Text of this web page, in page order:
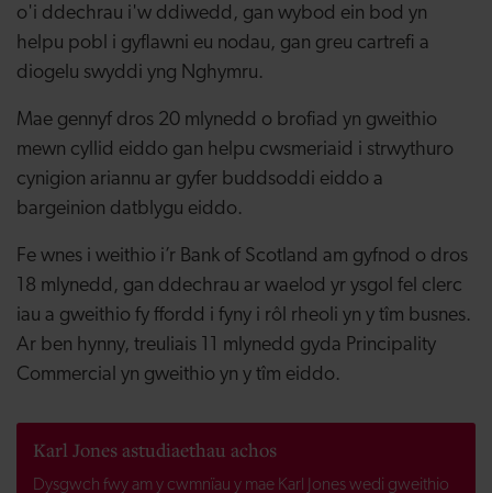
o'i ddechrau i'w ddiwedd, gan wybod ein bod yn
helpu pobl i gyflawni eu nodau, gan greu cartrefi a
diogelu swyddi yng Nghymru.
Mae gennyf dros 20 mlynedd o brofiad yn gweithio
mewn cyllid eiddo gan helpu cwsmeriaid i strwythuro
cynigion ariannu ar gyfer buddsoddi eiddo a
bargeinion datblygu eiddo.
Fe wnes i weithio i’r Bank of Scotland am gyfnod o dros
18 mlynedd, gan ddechrau ar waelod yr ysgol fel clerc
iau a gweithio fy ffordd i fyny i rôl rheoli yn y tîm busnes.
Ar ben hynny, treuliais 11 mlynedd gyda Principality
Commercial yn gweithio yn y tîm eiddo.
Karl Jones astudiaethau achos
Dysgwch fwy am y cwmnïau y mae Karl Jones wedi gweithio